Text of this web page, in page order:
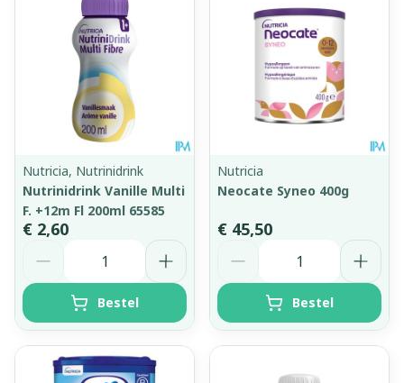
Nutricia, Nutrinidrink
Nutrinidrink Vanille Multi
F. +12m Fl 200ml 65585
€ 2,60
Bestel
Nutricia
Neocate Syneo 400g
€ 45,50
Bestel